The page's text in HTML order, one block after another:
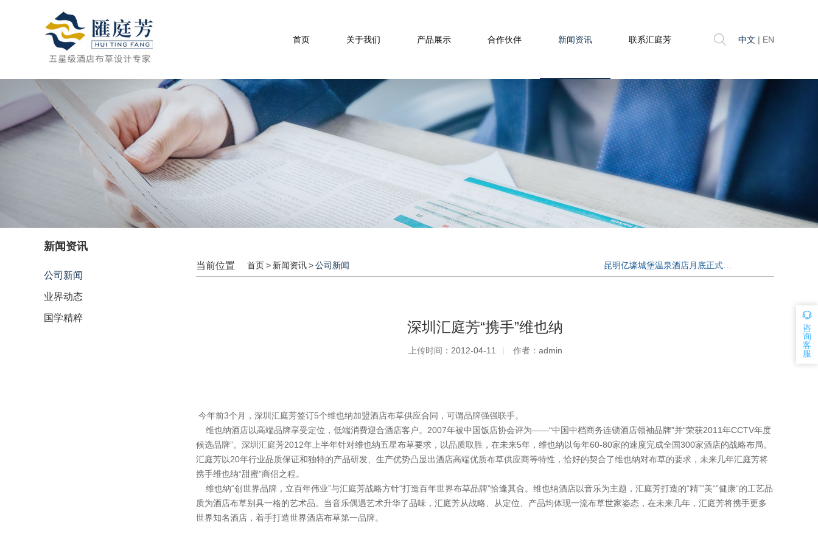
首页 关于我们 产品展示 合作伙伴 新闻资讯 联系汇庭芳 中文 | EN
新闻资讯
公司新闻
业界动态
国学精粹
当前位置 首页> 新闻资讯>公司新闻
深圳汇庭芳“携手”维也纳
上传时间： 2012-04-11 | 作者： admin
今年前3个月，深圳汇庭芳签订5个维也纳加盟酒店布草供应合同，可谓品牌强强联手。
维也纳酒店以高端品牌享受定位，低端消费迎合酒店客户。2007年被中国饭店协会评为——“中国中档商务连锁酒店领袖品牌”并“荣获2011年CCTV年度
候选品牌”。深圳汇庭芳2012年上半年针对维也纳五星布草要求，以品质取胜，在未来5年，维也纳以每年60-80家的速度完成全国300家酒店的战略布局。
汇庭芳以20年行业品质保证和独特的产品研发、生产优势凸显出酒店高端优质布草供应商等特性，恰好的契合了维也纳对布草的要求，未来几年汇庭芳将
携手维也纳“甜蜜”商侣之程。
维也纳“创世界品牌，立百年伟业”与汇庭芳战略方针“打造百年世界布草品牌”恰逢其合。维也纳酒店以音乐为主题，汇庭芳打造的“精””美“”健康“的工艺品
质为酒店布草别具一格的艺术品。当音乐偶遇艺术升华了品味，汇庭芳从战略、从定位、产品均体现一流布草世家姿态，在未来几年，汇庭芳将携手更多
世界知名酒店，着手打造世界酒店布草第一品牌。
咨
询
客
服